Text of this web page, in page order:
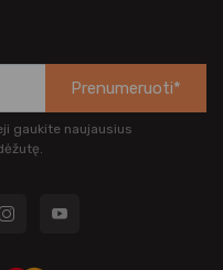
Prenumeruoti*
gaukite naujausius